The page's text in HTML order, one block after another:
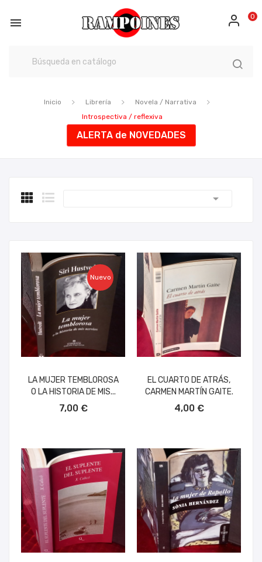
 0
Inicio Librería
Novela / Narrativa
Introspectiva / reflexiva
ALERTA de NOVEDADES

Nuevo
LA MUJER TEMBLOROSA
O LA HISTORIA DE MIS...
7,00 €
EL CUARTO DE ATRÁS,
CARMEN MARTÍN GAITE.
4,00 €